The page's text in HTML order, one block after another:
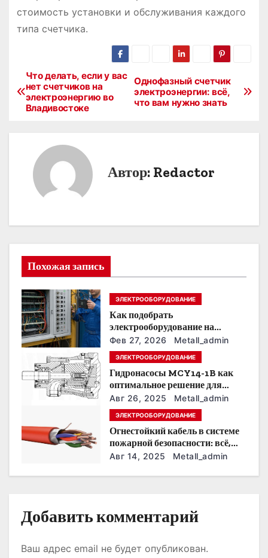
стоимость установки и обслуживания каждого
типа счетчика.
Н
ц
я
п
о
з
а
с
Однофазный счетчик
электроэнергии: всё,
что вам нужно знать
Что делать, если у вас
нет счетчиков на
электроэнергию во
Владивостоке
Автор: Redactor
Похожая запись
ЭЛЕКТРООБОРУДОВАНИЕ
Как подобрать
электрооборудование на
предприятии под тяжелые
условия эксплуатации
Фев 27, 2026 Metall_admin
ЭЛЕКТРООБОРУДОВАНИЕ
Гидронасосы MCY14-1B как
оптимальное решение для
модернизации гидросистем
Авг 26, 2025 Metall_admin
ЭЛЕКТРООБОРУДОВАНИЕ
Огнестойкий кабель в системе
пожарной безопасности: всё,
что нужно знать
Авг 14, 2025 Metall_admin
Добавить комментарий
Ваш адрес email не будет опубликован.